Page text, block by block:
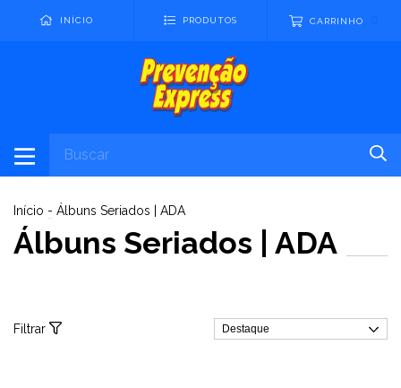
INÍCIO PRODUTOS CARRINHO
Início - Álbuns Seriados | ADA
Álbuns Seriados | ADA
Filtrar